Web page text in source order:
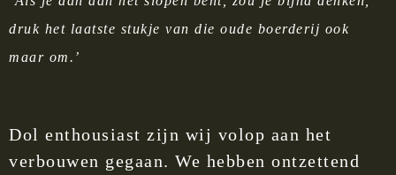
druk het laatste stukje van die oude boerderij ook
maar om.’
Dol enthousiast zijn wij volop aan het
verbouwen gegaan. We hebben ontzettend